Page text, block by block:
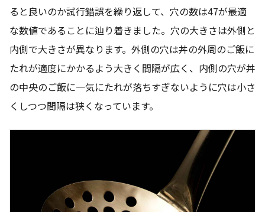
ると良いのか試行錯誤を繰り返して、穴の数は47が最適
な数値であることに辿り着きました。穴の大きさは外側と
内側で大きさが異なります。外側の穴は丼の外周のご飯に
たれが適度にかかるよう大きく間隔が広く、内側の穴が丼
の中央のご飯に一気にたれが落ちすぎないように穴は小さ
くしつつ間隔は狭くなっています。